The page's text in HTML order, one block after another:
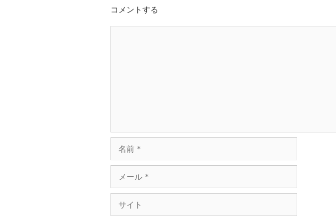
コメントする
ル